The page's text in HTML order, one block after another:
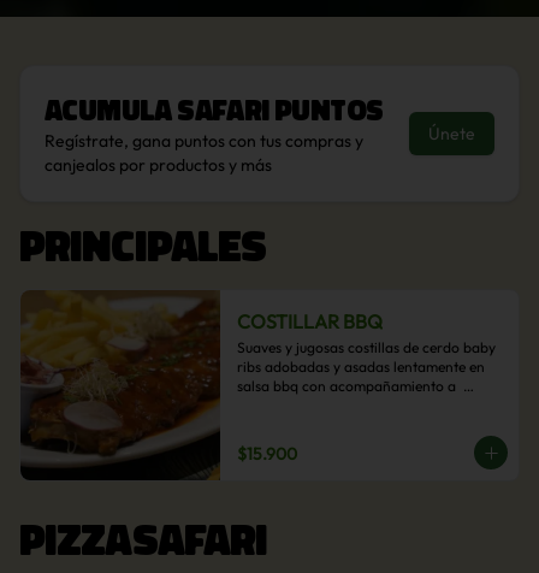
AcumulaSafari Puntos
Regístrate, gana puntos con tus compras y
canjealos por productos y más
Únete
PRINCIPALES
COSTILLAR BBQ
Suaves y jugosas costillas de cerdo baby
ribs adobadas y asadas lentamente en
salsa bbq con acompañamiento a
salteadas, Papas parmentier, Papas
fritas, Arroz blanco.
$15.900
PIZZASAFARI